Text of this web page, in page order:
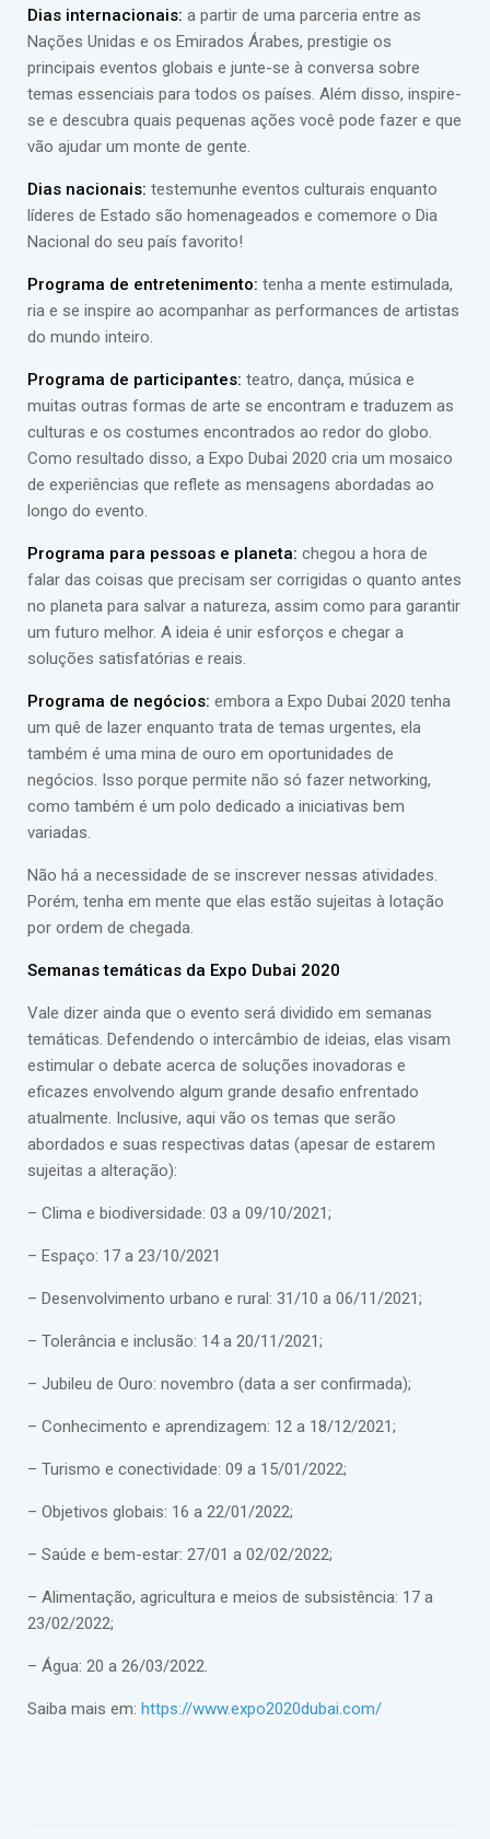
Dias internacionais: a partir de uma parceria entre as
Nações Unidas e os Emirados Árabes, prestigie os
principais eventos globais e junte-se à conversa sobre
temas essenciais para todos os países. Além disso, inspire-
se e descubra quais pequenas ações você pode fazer e que
vão ajudar um monte de gente.
Dias nacionais: testemunhe eventos culturais enquanto
líderes de Estado são homenageados e comemore o Dia
Nacional do seu país favorito!
Programa de entretenimento: tenha a mente estimulada,
ria e se inspire ao acompanhar as performances de artistas
do mundo inteiro.
Programa de participantes: teatro, dança, música e
muitas outras formas de arte se encontram e traduzem as
culturas e os costumes encontrados ao redor do globo.
Como resultado disso, a Expo Dubai 2020 cria um mosaico
de experiências que reflete as mensagens abordadas ao
longo do evento.
Programa para pessoas e planeta: chegou a hora de
falar das coisas que precisam ser corrigidas o quanto antes
no planeta para salvar a natureza, assim como para garantir
um futuro melhor. A ideia é unir esforços e chegar a
soluções satisfatórias e reais.
Programa de negócios: embora a Expo Dubai 2020 tenha
um quê de lazer enquanto trata de temas urgentes, ela
também é uma mina de ouro em oportunidades de
negócios. Isso porque permite não só fazer networking,
como também é um polo dedicado a iniciativas bem
variadas.
Não há a necessidade de se inscrever nessas atividades.
Porém, tenha em mente que elas estão sujeitas à lotação
por ordem de chegada.
Semanas temáticas da Expo Dubai 2020
Vale dizer ainda que o evento será dividido em semanas
temáticas. Defendendo o intercâmbio de ideias, elas visam
estimular o debate acerca de soluções inovadoras e
eficazes envolvendo algum grande desafio enfrentado
atualmente. Inclusive, aqui vão os temas que serão
abordados e suas respectivas datas (apesar de estarem
sujeitas a alteração):
– Clima e biodiversidade: 03 a 09/10/2021;
– Espaço: 17 a 23/10/2021
– Desenvolvimento urbano e rural: 31/10 a 06/11/2021;
– Tolerância e inclusão: 14 a 20/11/2021;
– Jubileu de Ouro: novembro (data a ser confirmada);
– Conhecimento e aprendizagem: 12 a 18/12/2021;
– Turismo e conectividade: 09 a 15/01/2022;
– Objetivos globais: 16 a 22/01/2022;
– Saúde e bem-estar: 27/01 a 02/02/2022;
– Alimentação, agricultura e meios de subsistência: 17 a
23/02/2022;
– Água: 20 a 26/03/2022.
Saiba mais em: https://www.expo2020dubai.com/